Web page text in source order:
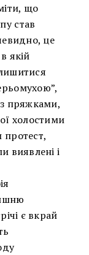
що
став
це
якій
пряжками,
холостими
виявлені і
є вкрай